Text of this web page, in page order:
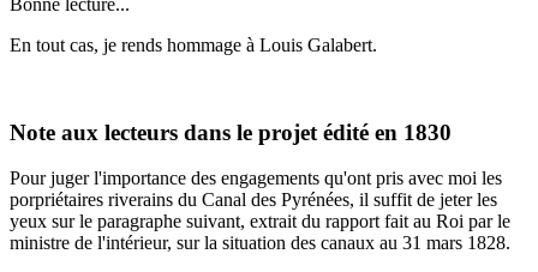
En tout cas, je rends hommage à Louis Galabert.
Note aux lecteurs dans le projet édité en 1830
Pour juger l'importance des engagements qu'ont pris avec moi les
porpriétaires riverains du Canal des Pyrénées, il suffit de jeter les
yeux sur le paragraphe suivant, extrait du rapport fait au Roi par le
ministre de l'intérieur, sur la situation des canaux au 31 mars 1828.